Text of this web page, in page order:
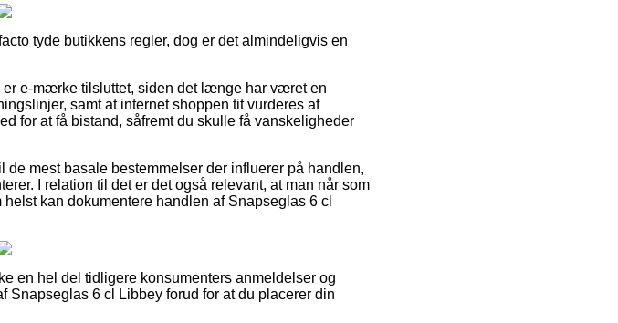
tyde butikkens regler, dog er det almindeligvis en
e-mærke tilsluttet, siden det længe har været en
samt at internet shoppen tit vurderes af
for at få bistand, såfremt du skulle få vanskeligheder
mest basale bestemmelser der influerer på handlen,
I relation til det er det også relevant, at man når som
kan dokumentere handlen af Snapseglas 6 cl
en hel del tidligere konsumenters anmeldelser og
Snapseglas 6 cl Libbey forud for at du placerer din